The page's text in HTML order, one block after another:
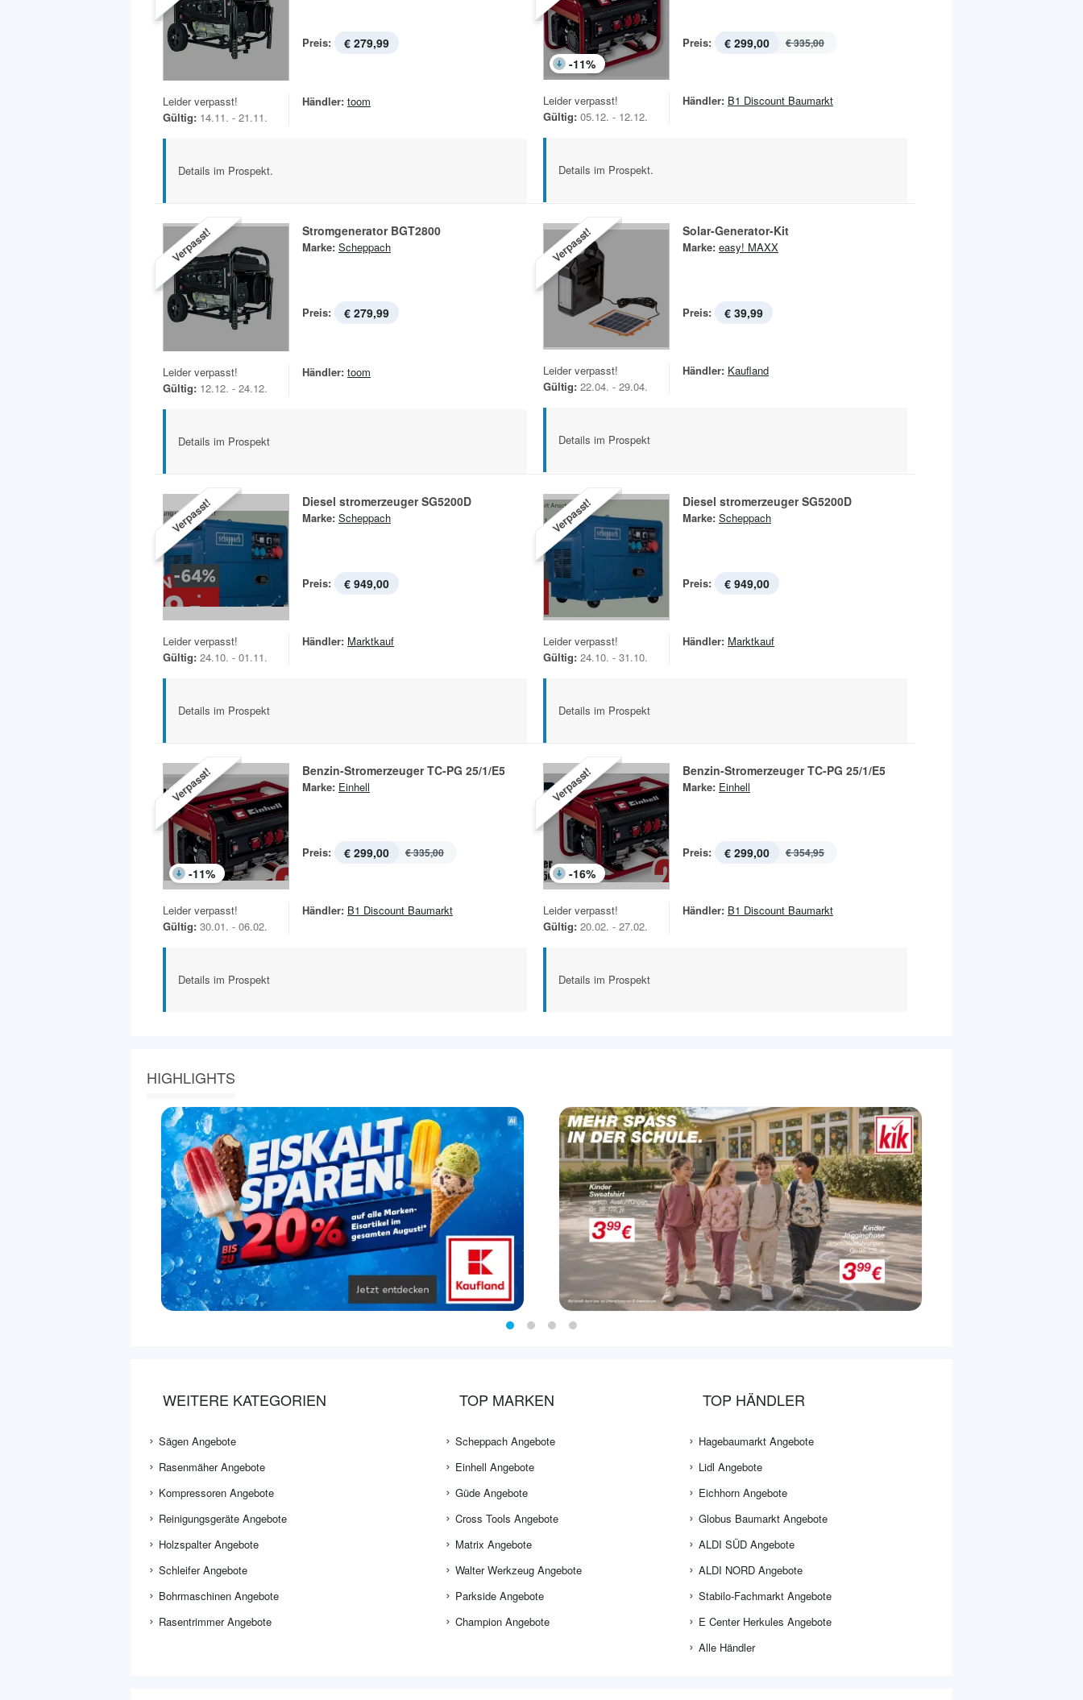
Preis: € 279,99
Leider verpasst!
Gültig: 14.11. - 21.11.
Händler: toom
Details im Prospekt.
-11%
Preis: € 299,00 € 335,00
Leider verpasst!
Gültig: 05.12. - 12.12.
Händler: B1 Discount Baumarkt
Details im Prospekt.
Verpasst! Stromgenerator BGT2800
Marke: Scheppach
Preis: € 279,99
Leider verpasst!
Gültig: 12.12. - 24.12.
Händler: toom
Details im Prospekt
Verpasst! Solar-Generator-Kit
Marke: easy! MAXX
Preis: € 39,99
Leider verpasst!
Gültig: 22.04. - 29.04.
Händler: Kaufland
Details im Prospekt
Verpasst! Diesel stromerzeuger SG5200D
Marke: Scheppach
Preis: € 949,00
Leider verpasst!
Gültig: 24.10. - 01.11.
Händler: Marktkauf
Details im Prospekt
Verpasst! Diesel stromerzeuger SG5200D
Marke: Scheppach
Preis: € 949,00
Leider verpasst!
Gültig: 24.10. - 31.10.
Händler: Marktkauf
Details im Prospekt
Verpasst!
-11%
Benzin-Stromerzeuger TC-PG 25/1/E5
Marke: Einhell
Preis: € 299,00 € 335,00
Leider verpasst!
Gültig: 30.01. - 06.02.
Händler: B1 Discount Baumarkt
Details im Prospekt
Verpasst!
-16%
Benzin-Stromerzeuger TC-PG 25/1/E5
Marke: Einhell
Preis: € 299,00 € 354,95
Leider verpasst!
Gültig: 20.02. - 27.02.
Händler: B1 Discount Baumarkt
Details im Prospekt
HIGHLIGHTS
WEITERE KATEGORIEN
Sägen Angebote
Rasenmäher Angebote
Kompressoren Angebote
Reinigungsgeräte Angebote
Holzspalter Angebote
Schleifer Angebote
Bohrmaschinen Angebote
Rasentrimmer Angebote
TOP MARKEN
Scheppach Angebote
Einhell Angebote
Güde Angebote
Cross Tools Angebote
Matrix Angebote
Walter Werkzeug Angebote
Parkside Angebote
Champion Angebote
TOP HÄNDLER
Hagebaumarkt Angebote
Lidl Angebote
Eichhorn Angebote
Globus Baumarkt Angebote
ALDI SÜD Angebote
ALDI NORD Angebote
Stabilo-Fachmarkt Angebote
E Center Herkules Angebote
Alle Händler